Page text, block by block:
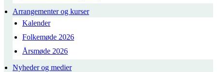
Arrangementer og kurser
Kalender
Folkemøde 2026
Årsmøde 2026
Nyheder og medier